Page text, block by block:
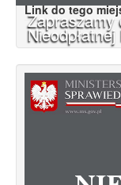
Zapraszamy
Link do tego